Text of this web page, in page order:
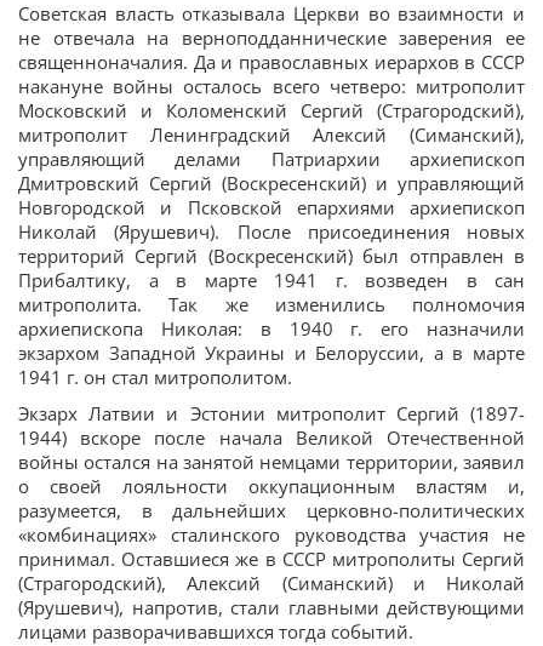
Советская власть отказывала Церкви во взаимности и
не отвечала на верноподданнические заверения ее
священноначалия. Да и православных иерархов в СССР
накануне войны осталось всего четверо: митрополит
Московский и Коломенский Сергий (Страгородский),
митрополит Ленинградский Алексий (Симанский),
управляющий делами Патриархии архиепископ
Дмитровский Сергий (Воскресенский) и управляющий
Новгородской и Псковской епархиями архиепископ
Николай (Ярушевич). После присоединения новых
территорий Сергий (Воскресенский) был отправлен в
Прибалтику, а в марте 1941 г. возведен в сан
митрополита. Так же изменились полномочия
архиепископа Николая: в 1940 г. его назначили
экзархом Западной Украины и Белоруссии, а в марте
1941 г. он стал митрополитом.
Экзарх Латвии и Эстонии митрополит Сергий (1897-
1944) вскоре после начала Великой Отечественной
войны остался на занятой немцами территории, заявил
о своей лояльности оккупационным властям и,
разумеется, в дальнейших церковно-политических
«комбинациях» сталинского руководства участия не
принимал. Оставшиеся же в СССР митрополиты Сергий
(Страгородский), Алексий (Симанский) и Николай
(Ярушевич), напротив, стали главными действующими
лицами разворачивавшихся тогда событий.